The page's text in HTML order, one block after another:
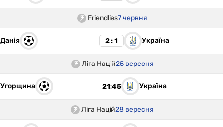
Friendlies7 червня
Данія 2 : 1 Україна
Ліга Націй25 вересня
Угорщина 21:45 Україна
Ліга Націй28 вересня